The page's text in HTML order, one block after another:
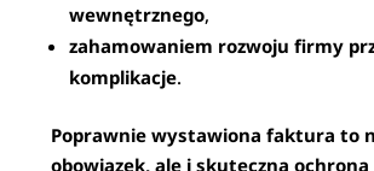
wewnętrznego,
zahamowaniem rozwoju firmy
komplikacje.
Poprawnie wystawiona faktura to
obowiązek, ale i skuteczna ochrona